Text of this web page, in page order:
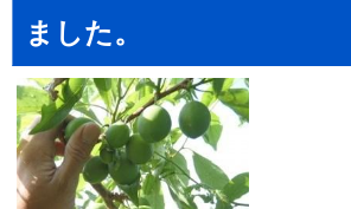
ました。